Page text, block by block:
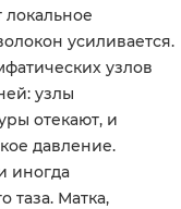
локальное
усиливается.
узлов
узлы
отекают, и
давление.
иногда
таза. Матка,